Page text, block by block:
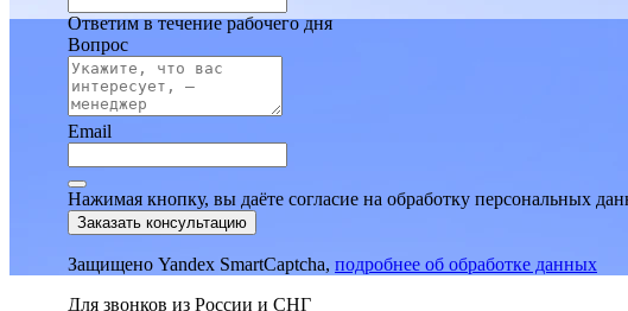
Ответим в течение рабочего дня
Вопрос
Email
Нажимая кнопку, вы даёте согласие на обработку персональных
Заказать консультацию
Защищено Yandex SmartCaptcha, подробнее об обработке данных
Для звонков из России и СНГ